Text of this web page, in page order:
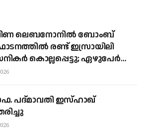
ലെബനോനില്‍ ബോംബ്
രണ്ട് ഇസ്രായിലി
കൊല്ലപ്പെട്ടു; ഏഴുപേര്‍ക്ക്
പദ്മാവതി ഇസ്ഹാഖ്